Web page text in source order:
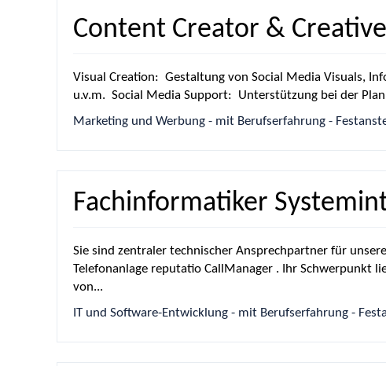
Content Creator &
Visual Creation: Gestaltung von Social Media Visuals,
u.v.m. Social Media Support: Unterstützung bei der
Marketing und Werbung - mit Berufserfahrung -
Fachinformatiker
Sie sind zentraler technischer Ansprechpartner für
Telefonanlage reputatio CallManager . Ihr Schwerpunkt
von...
IT und Software-Entwicklung - mit Berufserfahrung -